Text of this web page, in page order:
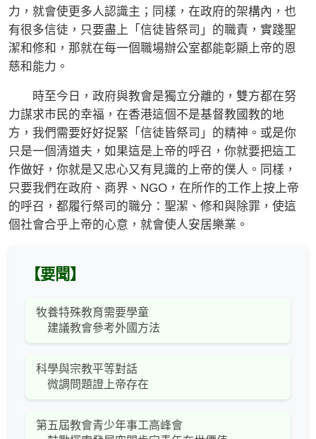
力，就會使更多人認識主；同樣，在政府的架構內，也
有很多信徒，只要盡上「信徒皆祭司」的職責，實踐聖
潔和修和，那就在每一個職場辦公室都能彰顯上帝的恩
慈和能力。
時至今日，政府與教會是獨立分離的，雙方都在努
力謀求市民的幸福，在香港這個不是基督教國教的地
方，我們需要好好捉緊「信徒皆祭司」的精神。或是你
只是一個清道夫，如果這是上帝的呼召，你就要把這工
作做好，你就是又忠心又有見識的上帝的僕人。同樣，
只要我們在政府、商界、NGO，在所作的工作上按上帝
的呼召，都履行祭司的職分：聖潔、修和與除罪，使這
個社會合乎上帝的心意，就會使人安居樂業。
【要聞】
牧養特殊教育需要學童
建議教會參考外國方法
科學與宗教平等對話
微調問題證上帝存在
第五屆教會青少年事工高峰會